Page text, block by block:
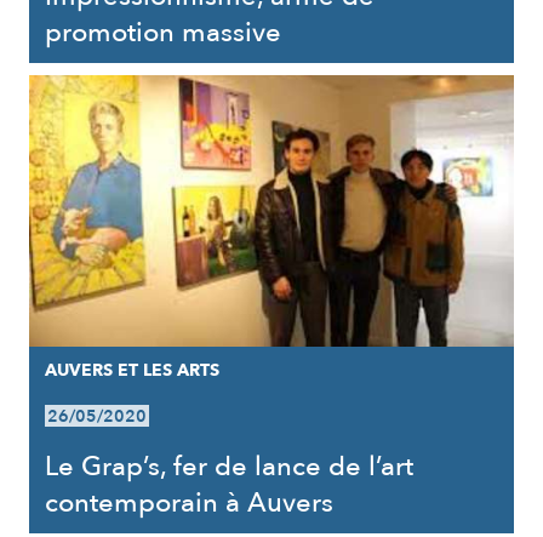
promotion massive
AUVERS ET LES ARTS
26/05/2020
Le Grap’s, fer de lance de l’art
contemporain à Auvers